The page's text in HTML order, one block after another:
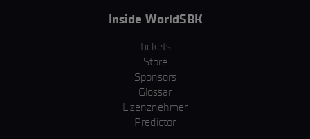
Inside WorldSBK
Tickets
Store
Sponsors
Glossar
Lizenznehmer
Predictor